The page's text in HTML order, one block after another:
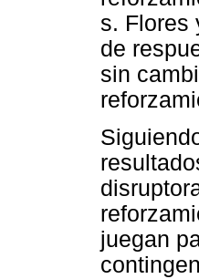
s. Flores
de
sin
juegan